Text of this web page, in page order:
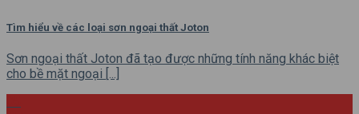
Tìm hiểu về các loại sơn ngoại thất Joton
Sơn ngoại thất Joton đã tạo được những tính năng khác biệt
cho bề mặt ngoại [...]